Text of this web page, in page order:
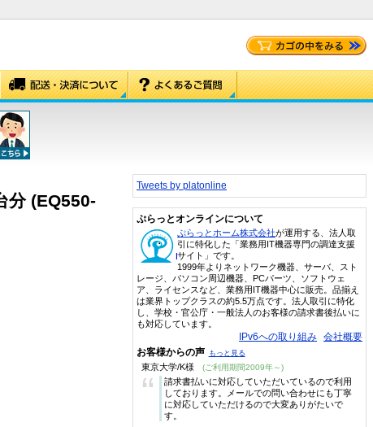
分 (EQ550-
Tweets by platonline
ぷらっとオンラインについて
ぷらっとホーム株式会社が運用する、法人取
引に特化した「業務用IT機器専門の調達支援
サイト」です。
1999年よりネットワーク機器、サーバ、スト
レージ、パソコン周辺機器、PCパーツ、ソフトウェ
ア、ライセンスなど、業務用IT機器中心に販売。品揃え
は業界トップクラスの約5.5万点です。法人取引に特化
し、学校・官公庁・一般法人のお客様の請求書後払いに
も対応しています。
IPv6への取り組み 会社概要
お客様からの声 もっと見る
東京大学/K様 (ご利用期間2009年～)
“
請求書払いに対応していただいているので利用
しております。メールでの問い合わせにも丁寧
に対応していただけるので大変ありがたいで
す。